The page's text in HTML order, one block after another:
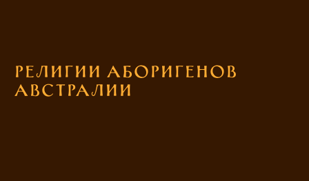
Религии аборигенов
Австралии